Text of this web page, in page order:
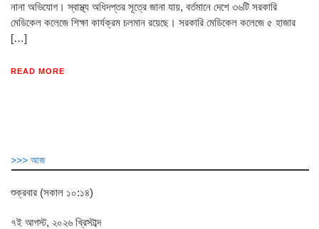
নানা অভিযোগ। স্বাস্থ্য অধিদপ্তর সূত্রে জানা যায়, বর্তমানে দেশে ৩৬টি সরকারি
মেডিকেল কলেজে শিক্ষা কার্যক্রম চলমান রয়েছে। সরকারি মেডিকেল কলেজে ৫ হাজার
[…]
READ MORE
>>> আজ
শুক্রবার (সকাল ১০:১৪)
৭ই আগস্ট, ২০২৬ খ্রিস্টাব্দ